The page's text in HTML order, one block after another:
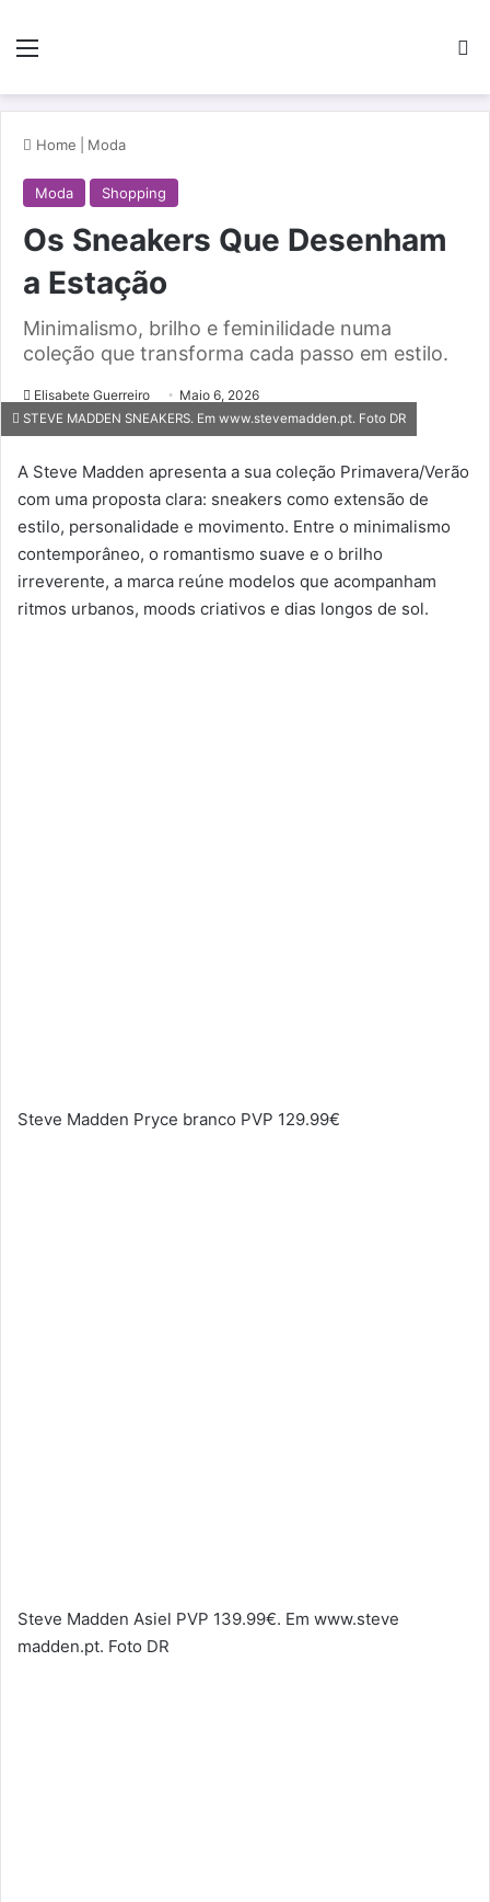
Menu
Home Moda
Moda Shopping
Os Sneakers Que Desenham
a Estação
Minimalismo, brilho e feminilidade numa
coleção que transforma cada passo em estilo.
Elisabete Guerreiro Maio 6, 2026
STEVE MADDEN SNEAKERS. Em www.stevemadden.pt. Foto DR
A Steve Madden apresenta a sua coleção Primavera/Verão
com uma proposta clara: sneakers como extensão de
estilo, personalidade e movimento. Entre o minimalismo
contemporâneo, o romantismo suave e o brilho
irreverente, a marca reúne modelos que acompanham
ritmos urbanos, moods criativos e dias longos de sol.
Steve Madden Pryce branco PVP 129.99€
Steve Madden Asiel PVP 139.99€. Em www.steve
madden.pt. Foto DR